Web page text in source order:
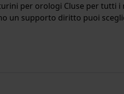
per orologi Cluse per tutti i
un supporto diritto puoi